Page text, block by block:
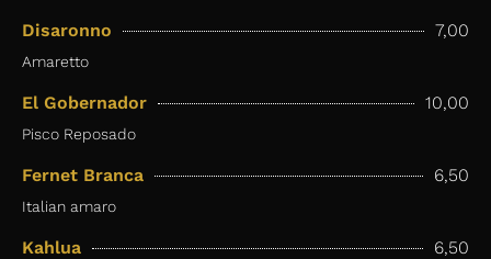
Disaronno 7,00
Amaretto
El Gobernador 10,00
Pisco Reposado
Fernet Branca 6,50
Italian amaro
Kahlua 6,50